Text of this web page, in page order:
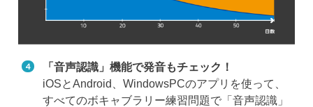
「音声認識」機能で発音もチェック！
iOSとAndroid、WindowsPCのアプリを使って、
すべてのボキャブラリー練習問題で「音声認識」